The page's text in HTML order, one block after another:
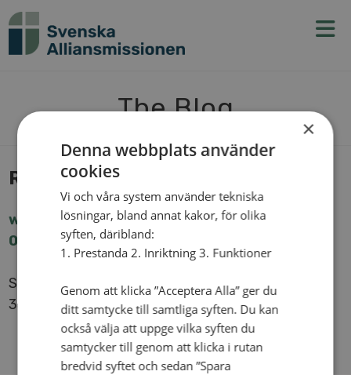
The Blog
Reftele Mis­sions­för­sam­ling
www.​ref​tele​miss​ions​kyrk​a.​se
0371-201 11
Storgatan 51
33021 REFTELE
×
Denna webbplats använder
cookies
Vi och våra system använder tekniska
lösningar, bland annat kakor, för olika
syften, däribland:
1. Prestanda 2. Inriktning 3. Funktioner
Genom att klicka ”Acceptera Alla” ger du
ditt samtycke till samtliga syften. Du kan
också välja att uppge vilka syften du
samtycker till genom att klicka i rutan
bredvid syftet och sedan ”Spara